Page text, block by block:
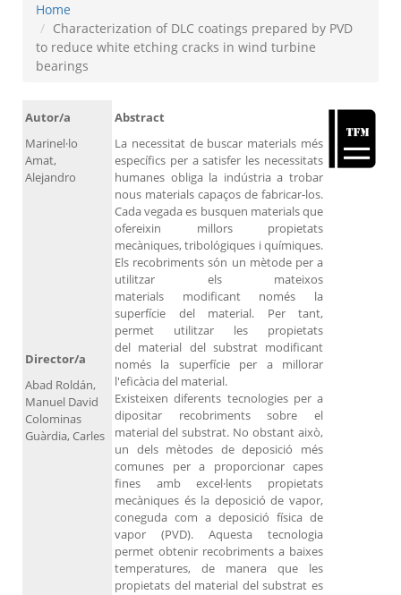
Home
Characterization of DLC coatings prepared by PVD
to reduce white etching cracks in wind turbine
bearings
Autor/a
Marinel·lo
Amat,
Alejandro
Abstract
La necessitat de buscar materials més
específics per a satisfer les necessitats
humanes obliga la indústria a trobar
nous materials capaços de fabricar-los.
Cada vegada es busquen materials que
ofereixin millors propietats
mecàniques, tribológiques i químiques.
Els recobriments són un mètode per a
utilitzar els mateixos
materials modificant només la
superfície del material. Per tant,
permet utilitzar les propietats
del material del substrat modificant
només la superfície per a millorar
l'eficàcia del material.
Existeixen diferents tecnologies per a
dipositar recobriments sobre el
material del substrat. No obstant això,
un dels mètodes de deposició més
comunes per a proporcionar capes
fines amb excel·lents propietats
mecàniques és la deposició de vapor,
coneguda com a deposició física de
vapor (PVD). Aquesta tecnologia
permet obtenir recobriments a baixes
temperatures, de manera que les
propietats del material del substrat es
Director/a
Abad Roldán,
Manuel David
Colominas
Guàrdia, Carles